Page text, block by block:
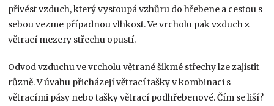
přivést vzduch, který vystoupá vzhůru do hřebene a cestou s
sebou vezme případnou vlhkost. Ve vrcholu pak vzduch z
větrací mezery střechu opustí.
Odvod vzduchu ve vrcholu větrané šikmé střechy lze zajistit
různě. V úvahu přicházejí větrací tašky v kombinaci s
větracími pásy nebo tašky větrací podhřebenové. Čím se liší?